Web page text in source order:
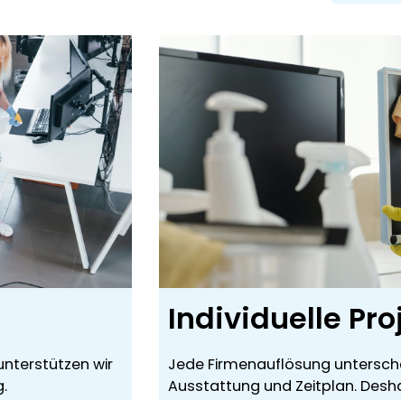
wir
Individuelle
Jede Firmenauflösung
Ausstattung und Zeitplan.